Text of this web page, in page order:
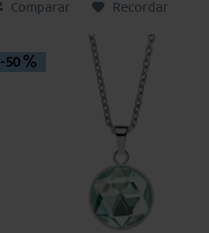
Comparar Recordar
-50